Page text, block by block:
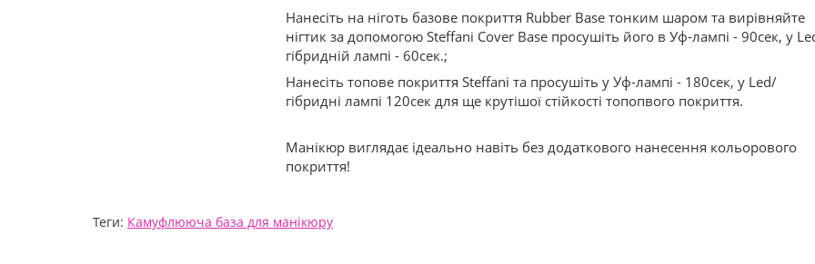
Нанесіть на ніготь базове покриття Rubber Base тонким шаром та вирівняйте
нігтик за допомогою Steffani Cover Base просушіть його в Уф-лампі - 90сек, у
гібридній лампі - 60сек.;
Нанесіть топове покриття Steffani та просушіть у Уф-лампі - 180сек, у Led/
гібридні лампі 120сек для ще крутішої стійкості топопвого покриття.
Манікюр виглядає ідеально навіть без додаткового нанесення кольорового
покриття!
Теги: Камуфлююча база для манікюру